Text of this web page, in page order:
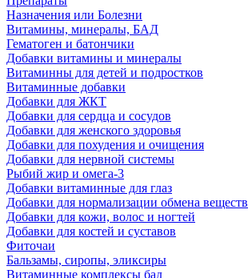
Назначения или Болезни
Витамины, минералы, БАД
Гематоген и батончики
Добавки витамины и минералы
Витаминны для детей и подростков
Витаминные добавки
Добавки для ЖКТ
Добавки для сердца и сосудов
Добавки для женского здоровья
Добавки для похудения и очищения
Добавки для нервной системы
Рыбий жир и омега-3
Добавки витаминные для глаз
Добавки для нормализации обмена веществ
Добавки для кожи, волос и ногтей
Добавки для костей и суставов
Фиточаи
Бальзамы, сиропы, эликсиры
Витаминные комплексы бад